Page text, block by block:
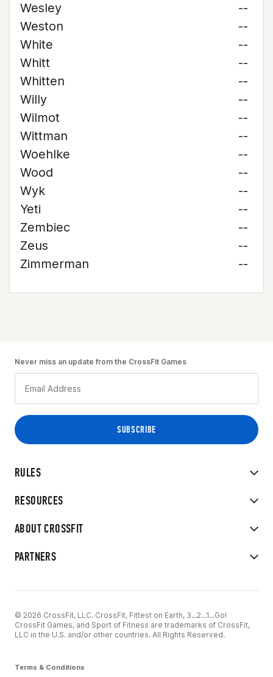
Wesley
--
Weston
--
White
--
Whitt
--
Whitten
--
Willy
--
Wilmot
--
Wittman
--
Woehlke
--
Wood
--
Wyk
--
Yeti
--
Zembiec
--
Zeus
--
Zimmerman
--
RULES
RESOURCES
ABOUT CROSSFIT
PARTNERS
Never miss an update from the CrossFit Games
© 2026 CrossFit, LLC. CrossFit, Fittest on Earth, 3...2...1...Go!
CrossFit Games, and Sport of Fitness are trademarks of CrossFit,
LLC in the U.S. and/or other countries. All Rights Reserved.
Terms & Conditions